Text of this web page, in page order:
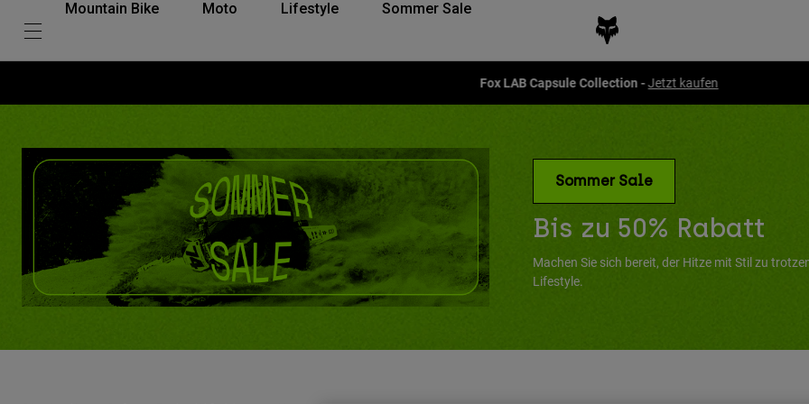
Mountain Bike Moto Lifestyle Sommer Sale
Fox LAB Capsule Collection -Jetzt kaufen
Sommer Sale
Bis zu 50% Rabatt
Machen Sie sich bereit, der Hitze mit Stil zu
Lifestyle.